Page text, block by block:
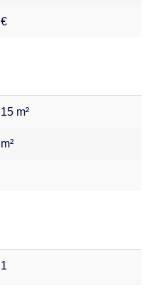
€
15 m²
m²
1